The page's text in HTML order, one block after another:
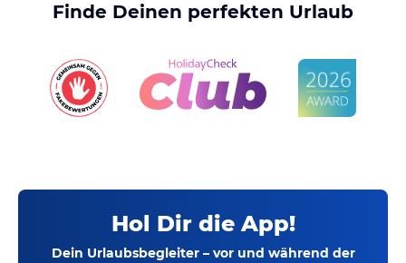
Finde Deinen perfekten Urlaub
Hol Dir die App!
Dein Urlaubsbegleiter – vor und während der